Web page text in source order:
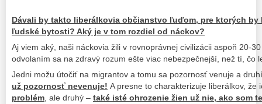
Dávali by takto liberálkovia občianstvo ľuďom, pre ktorých by
ľudské bytosti? Aký je v tom rozdiel od náckov?
Aj viem aký, naši náckovia žili v rovnoprávnej civilizácii aspoň 20-
odvolaním sa na zdravý rozum ešte viac nebezpečnejší, než tí, čo
Jedni možu útočiť na migrantov a tomu sa pozornosť venuje a
už pozornosť nevenuje! A presne to charakterizuje liberálkov, že
problém , ale druhý – také isté ohrozenie žien už nie, ako som